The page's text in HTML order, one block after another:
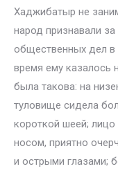
Хаджибатыр не
народ признавали
общественных дел в
время ему казалось
была такова: на
туловище сидела
короткой шеей;
носом, приятно
и острыми глазами;